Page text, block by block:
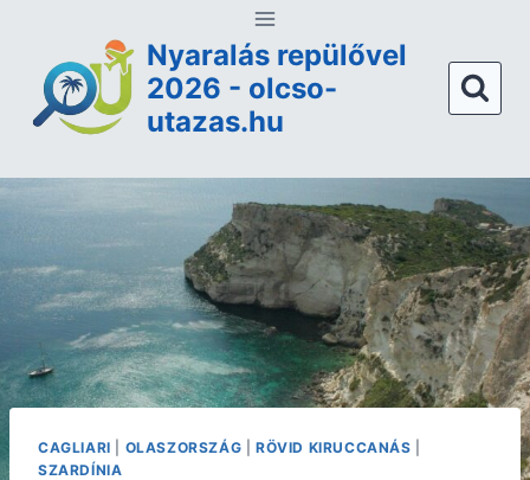
Nyaralás repülővel
2026 - olcso-
utazas.hu
CAGLIARI OLASZORSZÁG |RÖVID KIRUCCANÁS
SZARDÍNIA